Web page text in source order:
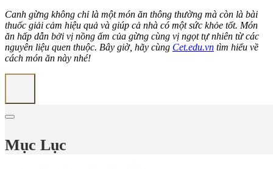
Canh gừng không chỉ là một món ăn thông thường mà còn là bài
thuốc giải cảm hiệu quả và giúp cả nhà có một sức khỏe tốt. Món
ăn hấp dẫn bởi vị nồng ấm của gừng cùng vị ngọt tự nhiên từ các
nguyên liệu quen thuộc. Bây giờ, hãy cùng Cet.edu.vn tìm hiểu về
cách món ăn này nhé!
Mục Lục